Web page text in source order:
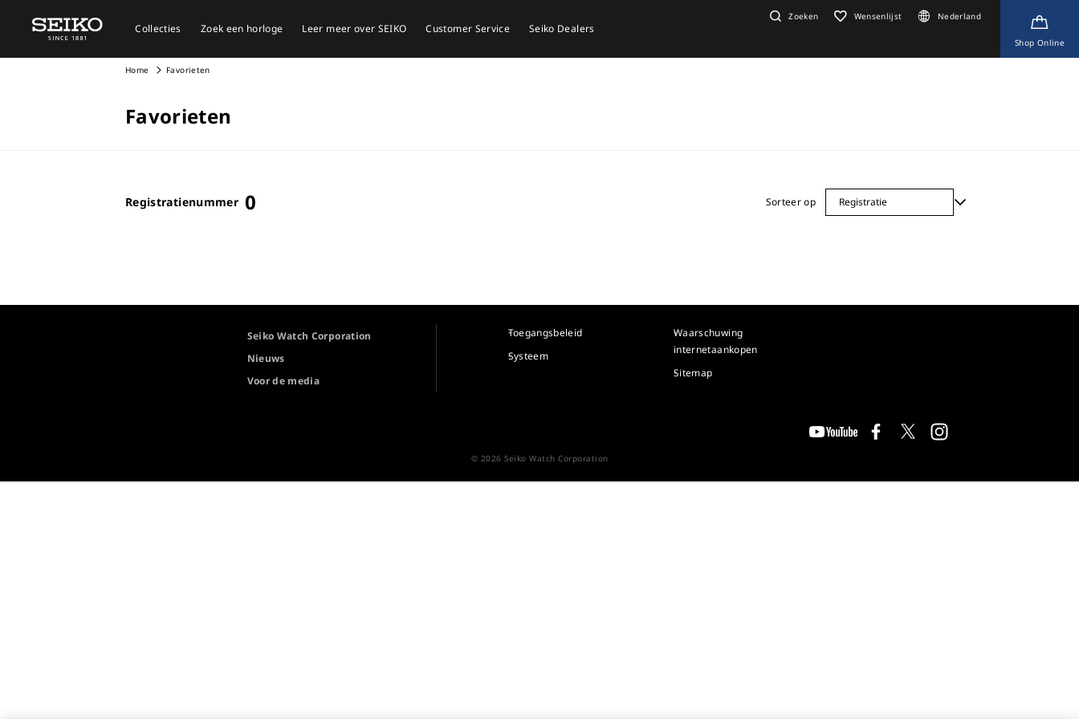
Collecties Zoek een horloge Leer meer over SEIKO Customer Service Seiko Dealers
Zoeken Wensenlijst Nederland
Shop Online
Home Favorieten
Favorieten
Registratienummer 0 Sorteer op
Seiko Watch Corporation
Nieuws
Voor de media
Toegangsbeleid
Systeem
Waarschuwing
internetaankopen
Sitemap
© 2026 Seiko Watch Corporation